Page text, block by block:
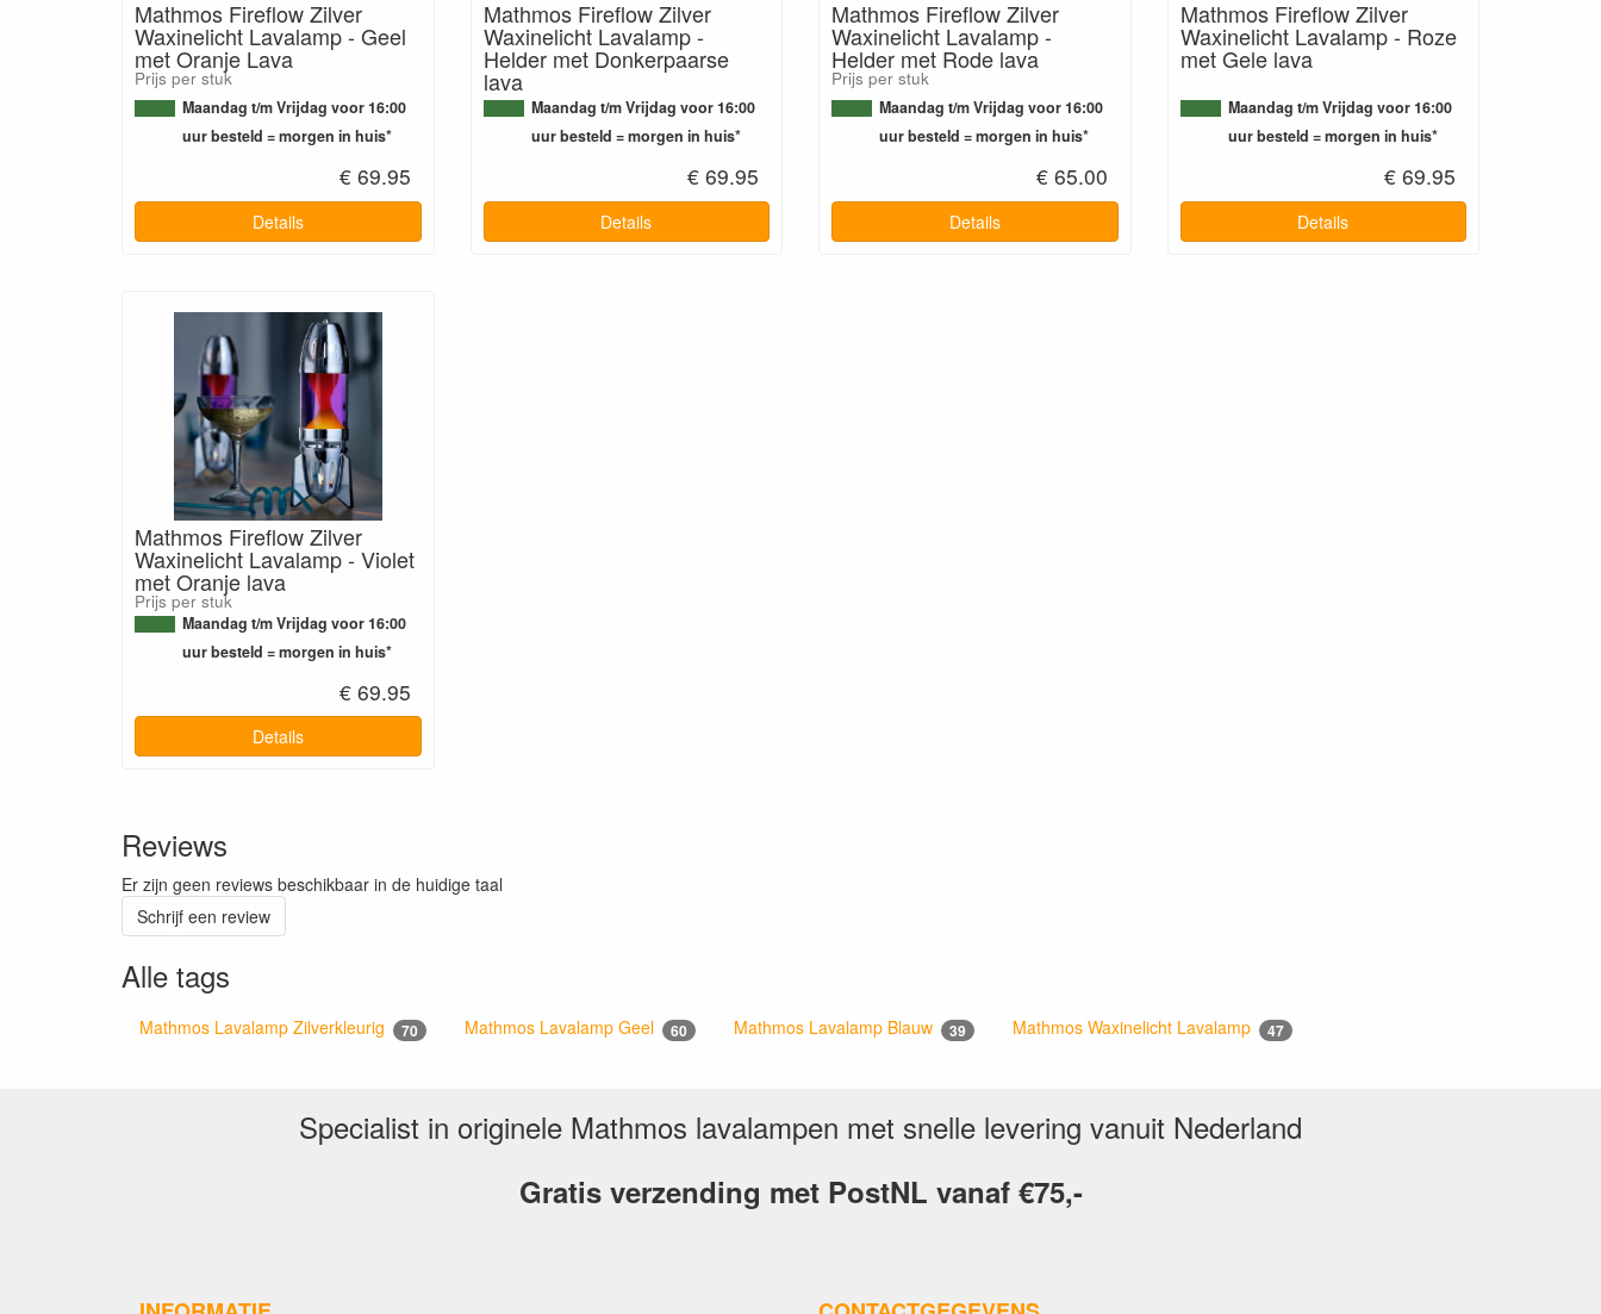
Mathmos Fireflow Zilver
Waxinelicht Lavalamp - Geel
met Oranje Lava
Prijs per stuk
Maandag t/m Vrijdag voor 16:00
uur besteld = morgen in huis*
€ 69.95
Details
Mathmos Fireflow Zilver
Waxinelicht Lavalamp -
Helder met Donkerpaarse
lava
Maandag t/m Vrijdag voor 16:00
uur besteld = morgen in huis*
€ 69.95
Details
Mathmos Fireflow Zilver
Waxinelicht Lavalamp -
Helder met Rode lava
Prijs per stuk
Maandag t/m Vrijdag voor 16:00
uur besteld = morgen in huis*
€ 65.00
Details
Mathmos Fireflow Zilver
Waxinelicht Lavalamp - Roze
met Gele lava
Maandag t/m Vrijdag voor 16:00
uur besteld = morgen in huis*
€ 69.95
Details
Mathmos Fireflow Zilver
Waxinelicht Lavalamp - Violet
met Oranje lava
Prijs per stuk
Maandag t/m Vrijdag voor 16:00
uur besteld = morgen in huis*
€ 69.95
Details
Reviews
Er zijn geen reviews beschikbaar in de huidige taal
Schrijf een review
Alle tags
Mathmos Lavalamp Zilverkleurig 70 Mathmos Lavalamp Geel 60 Mathmos Lavalamp Blauw 39 Mathmos Waxinelicht Lavalamp 47
Specialist in originele Mathmos lavalampen met snelle levering vanuit Nederland
Gratis verzending met PostNL vanaf €75,-